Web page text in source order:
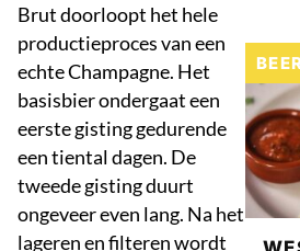
Brut doorloopt het hele
productieproces van een
echte Champagne. Het
basisbier ondergaat een
eerste gisting gedurende
een tiental dagen. De
tweede gisting duurt
ongeveer even lang. Na het
lageren en filteren wordt